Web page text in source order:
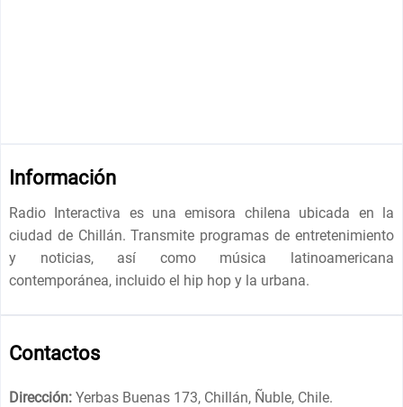
Información
Radio Interactiva es una emisora chilena ubicada en la
ciudad de Chillán. Transmite programas de entretenimiento
y noticias, así como música latinoamericana
contemporánea, incluido el hip hop y la urbana.
Contactos
Dirección: Yerbas Buenas 173, Chillán, Ñuble, Chile.